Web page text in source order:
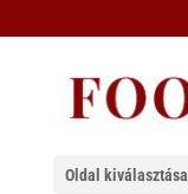
Oldal kiválasztása